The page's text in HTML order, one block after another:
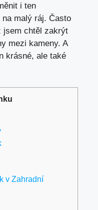
i ten
malý ráj. Často
jsem chtěl zakrýt
mezi kameny. A
krásné, ale také
v Zahradní